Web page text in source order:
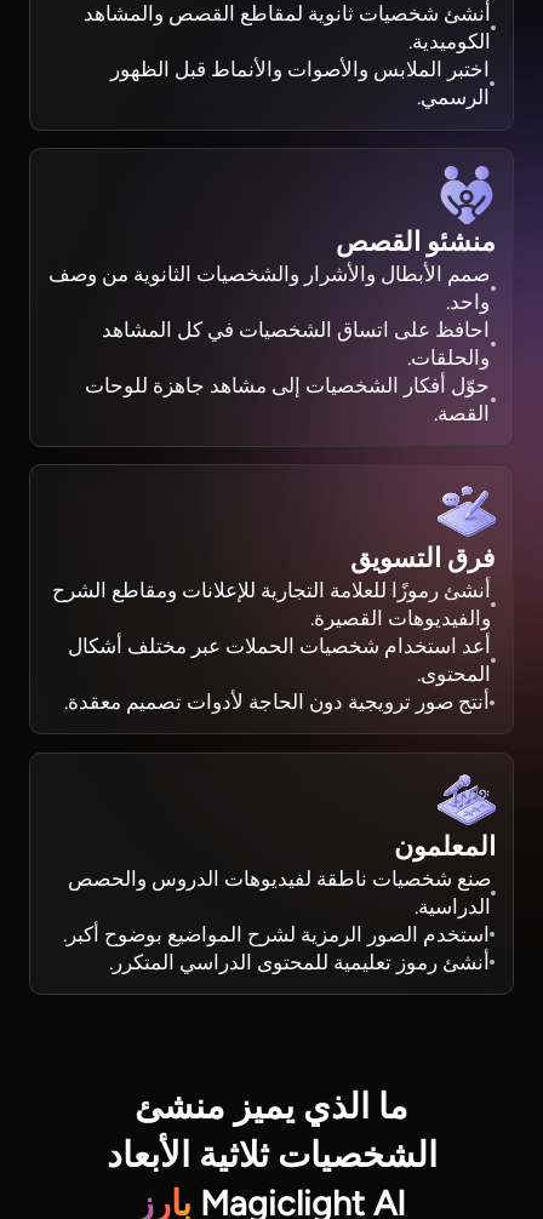
أنشئ شخصيات ثانوية لمقاطع القصص والمشاهد
الكوميدية.
اختبر الملابس والأصوات والأنماط قبل الظهور
الرسمي.
منشئو القصص
صمم الأبطال والأشرار والشخصيات الثانوية من وصف
واحد.
احافظ على اتساق الشخصيات في كل المشاهد
والحلقات.
حوّل أفكار الشخصيات إلى مشاهد جاهزة للوحات
القصة.
فرق التسويق
أنشئ رموزًا للعلامة التجارية للإعلانات ومقاطع الشرح
والفيديوهات القصيرة.
أعد استخدام شخصيات الحملات عبر مختلف أشكال
المحتوى.
أنتج صور ترويجية دون الحاجة لأدوات تصميم معقدة.
المعلمون
صنع شخصيات ناطقة لفيديوهات الدروس والحصص
الدراسية.
استخدم الصور الرمزية لشرح المواضيع بوضوح أكبر.
أنشئ رموز تعليمية للمحتوى الدراسي المتكرر.
ما الذي يميز منشئ
الشخصيات ثلاثية الأبعاد
Magiclight AI بارز